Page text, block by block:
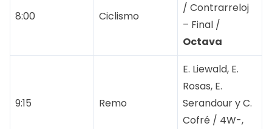
8:00 Ciclismo
/ Contrarreloj
– Final /
Octava
9:15 Remo
E. Liewald, E.
Rosas, E.
Serandour y C.
Cofré / 4W-,